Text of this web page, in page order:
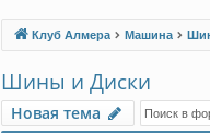
лкКлуб Алмера Машина
Шины и Диски
Новая тема